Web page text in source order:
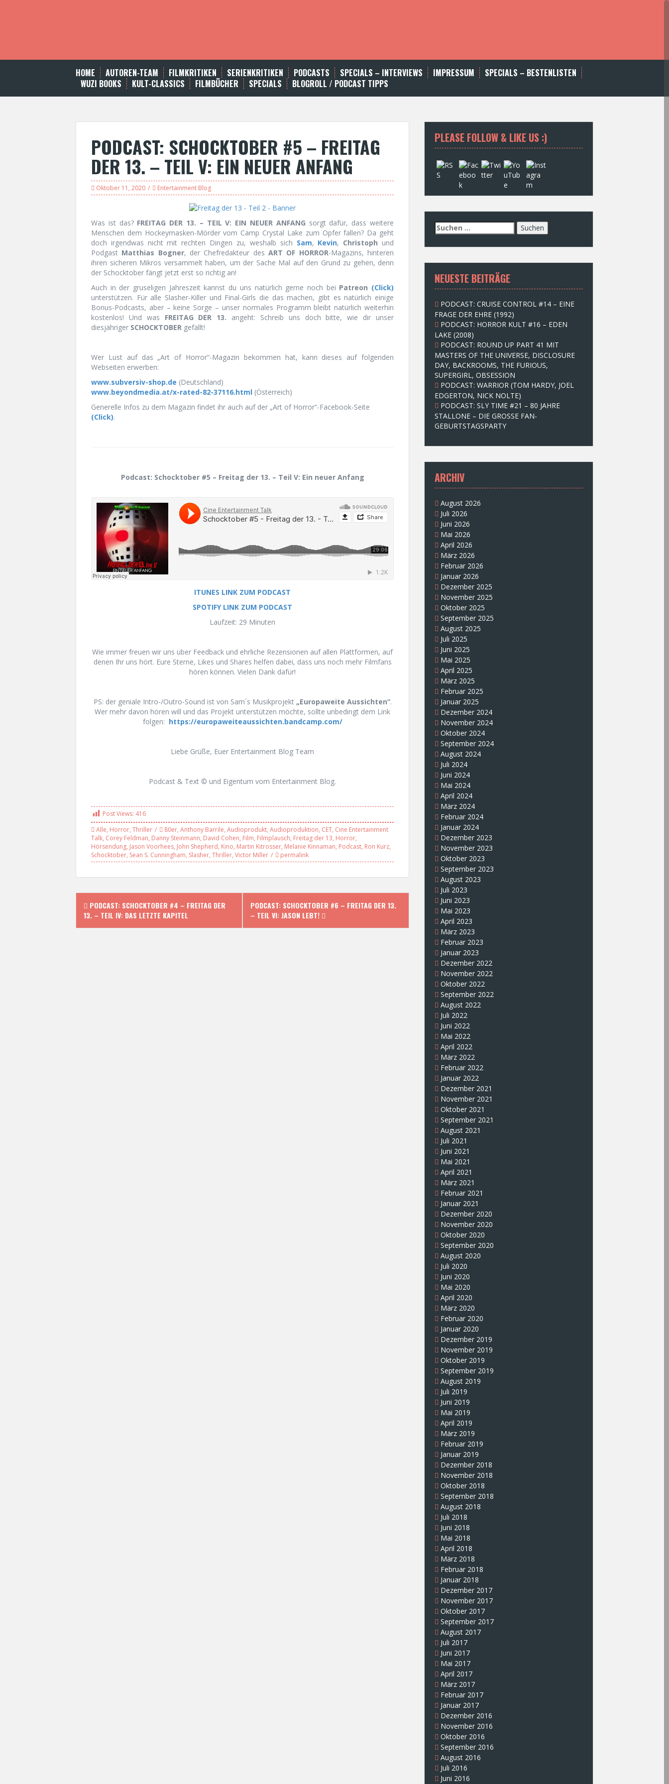
t
HOME AUTOREN-TEAM FILMKRITIKEN SERIENKRITIKEN PODCASTS SPECIALS – INTERVIEWS IMPRESSUM
SPECIALS – BESTENLISTEN
WUZI BOOKS
KULT-CLASSICS FILMBÜCHER SPECIALS BLOGROLL / PODCAST TIPPS
PODCAST: SCHOCKTOBER #5 – FREITAG
DER 13. – TEIL V: EIN NEUER ANFANG
Oktober 11, 2020 Entertainment Blog
Was ist das? FREITAG DER 13. – TEIL V: EIN NEUER ANFANG sorgt dafür, dass weitere
Menschen dem Hockeymasken-Mörder vom Camp Crystal Lake zum Opfer fallen? Da geht
doch irgendwas nicht mit rechten Dingen zu, weshalb sich Sam, Kevin, Christoph und
Podgast Matthias Bogner, der Chefredakteur desART OF HORROR-Magazins, hinteren
ihren sicheren Mikros versammelt haben, um der Sache Mal auf den Grund zu gehen, denn
der Schocktober fängt jetzt erst so richtig an!
Auch in der gruseligen Jahreszeit kannst du uns natürlich gerne noch bei Patreon (Click)
unterstützen. Für alle Slasher-Killer und Final-Girls die das machen, gibt es natürlich einige
Bonus-Podcasts, aber – keine Sorge – unser normales Programm bleibt natürlich weiterhin
kostenlos! Und was FREITAG DER 13. angeht: Schreib uns doch bitte, wie dir unser
diesjähriger SCHOCKTOBER gefällt!
Wer Lust auf das „Art of Horror“-Magazin bekommen hat, kann dieses auf folgenden
Webseiten erwerben:
www.subversiv-shop.de (Deutschland)
www.beyondmedia.at/x-rated-82-37116.html (Österreich)
Generelle Infos zu dem Magazin findet ihr auch auf der „Art of Horror“-Facebook-Seite
(Click).
Podcast: Schocktober #5 – Freitag der 13. – Teil V: Ein neuer Anfang
ITUNES LINK ZUM PODCAST
SPOTIFY LINK ZUM PODCAST
Laufzeit: 29 Minuten
Wie immer freuen wir uns über Feedback und ehrliche Rezensionen auf allen Plattformen, auf
denen Ihr uns hört. Eure Sterne, Likes und Shares helfen dabei, dass uns noch mehr Filmfans
hören können. Vielen Dank dafür!
PS: der geniale Intro-/Outro-Sound ist von Sam´s Musikprojekt „Europaweite Aussichten“.
Wer mehr davon hören will und das Projekt unterstützen möchte, sollte unbedingt dem Link
folgen: https://europaweiteaussichten.bandcamp.com/
Liebe Grüße, Euer Entertainment Blog Team
Podcast & Text © und Eigentum vom Entertainment Blog.
Post Views: 416
Alle, Horror, Thriller 80er, Anthony Barrile, Audioprodukt, Audioproduktion, CET, Cine Entertainment
Talk, Corey Feldman, Danny Steinmann, David Cohen, Film, Filmplausch, Freitag der 13, Horror,
Hörsendung, Jason Voorhees, John Shepherd, Kino, Martin Kitrosser, Melanie Kinnaman, Podcast, Ron Kurz,
Schocktober, Sean S. Cunningham, Slasher, Thriller, Victor Miller permalink
P
o
PODCAST: SCHOCKTOBER #4 – FREITAG DER
13. – TEIL IV: DAS LETZTE KAPITEL
PODCAST: SCHOCKTOBER #6 – FREITAG DER 13.
– TEIL VI: JASON LEBT!
PLEASE FOLLOW & LIKE US :)
S
u
c
e
n
n
c
h
:
NEUESTE BEITRÄGE
PODCAST: CRUISE CONTROL #14 – EINE
FRAGE DER EHRE (1992)
PODCAST: HORROR KULT #16 – EDEN
LAKE (2008)
PODCAST: ROUND UP PART 41 MIT
MASTERS OF THE UNIVERSE, DISCLOSURE
DAY, BACKROOMS, THE FURIOUS,
SUPERGIRL, OBSESSION
PODCAST: WARRIOR (TOM HARDY, JOEL
EDGERTON, NICK NOLTE)
PODCAST: SLY TIME #21 – 80 JAHRE
STALLONE – DIE GROSSE FAN-
GEBURTSTAGSPARTY
ARCHIV
August 2026
Juli 2026
Juni 2026
Mai 2026
April 2026
März 2026
Februar 2026
Januar 2026
Dezember 2025
November 2025
Oktober 2025
September 2025
August 2025
Juli 2025
Juni 2025
Mai 2025
April 2025
März 2025
Februar 2025
Januar 2025
Dezember 2024
November 2024
Oktober 2024
September 2024
August 2024
Juli 2024
Juni 2024
Mai 2024
April 2024
März 2024
Februar 2024
Januar 2024
Dezember 2023
November 2023
Oktober 2023
September 2023
August 2023
Juli 2023
Juni 2023
Mai 2023
April 2023
März 2023
Februar 2023
Januar 2023
Dezember 2022
November 2022
Oktober 2022
September 2022
August 2022
Juli 2022
Juni 2022
Mai 2022
April 2022
März 2022
Februar 2022
Januar 2022
Dezember 2021
November 2021
Oktober 2021
September 2021
August 2021
Juli 2021
Juni 2021
Mai 2021
April 2021
März 2021
Februar 2021
Januar 2021
Dezember 2020
November 2020
Oktober 2020
September 2020
August 2020
Juli 2020
Juni 2020
Mai 2020
April 2020
März 2020
Februar 2020
Januar 2020
Dezember 2019
November 2019
Oktober 2019
September 2019
August 2019
Juli 2019
Juni 2019
Mai 2019
April 2019
März 2019
Februar 2019
Januar 2019
Dezember 2018
November 2018
Oktober 2018
September 2018
August 2018
Juli 2018
Juni 2018
Mai 2018
April 2018
März 2018
Februar 2018
Januar 2018
Dezember 2017
November 2017
Oktober 2017
September 2017
August 2017
Juli 2017
Juni 2017
Mai 2017
April 2017
März 2017
Februar 2017
Januar 2017
Dezember 2016
November 2016
Oktober 2016
September 2016
August 2016
Juli 2016
Juni 2016